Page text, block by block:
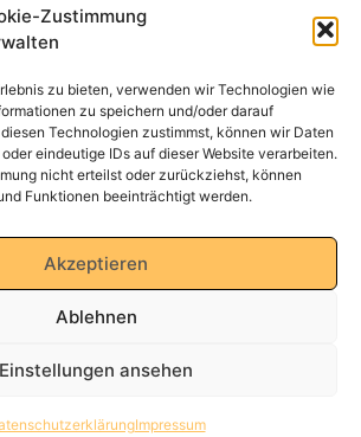
Zustimmung
zu bieten, verwenden wir Technologien wie
zu speichern und/oder darauf
Technologien zustimmst, können wir Daten
eindeutige IDs auf dieser Website verarbeiten.
nicht erteilst oder zurückziehst, können
Funktionen beeinträchtigt werden.
Akzeptieren
Ablehnen
Einstellungen ansehen
Impressum
Calpe (Alicante)
info@awm-agent.com
kontakt
Datenschutzerklärung
Impressum
AGB